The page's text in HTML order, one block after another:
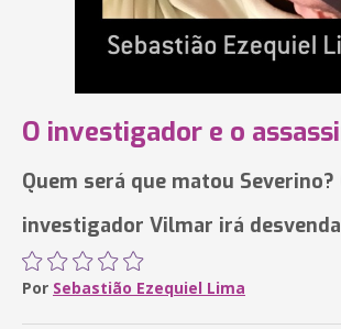
O investigador e o
Quem será que matou Severino?
investigador Vilmar irá
Por Sebastião Ezequiel Lima